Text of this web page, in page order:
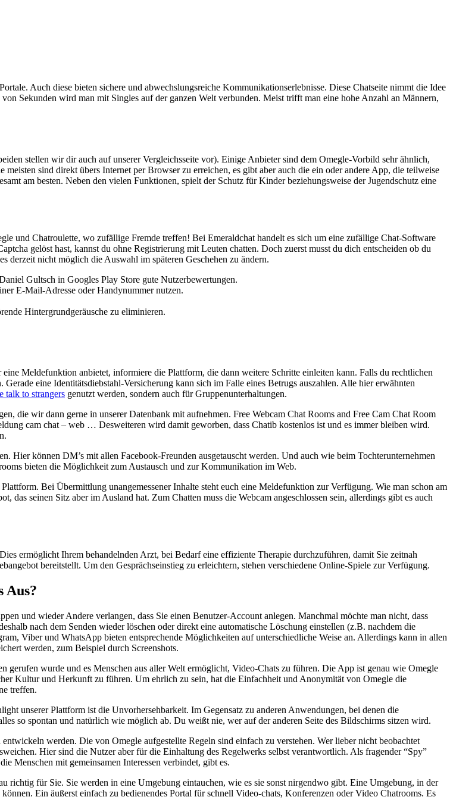
Auch diese bieten sichere und abwechslungsreiche Kommunikationserlebnisse. Diese Chatseite nimmt die Idee
Sekunden wird man mit Singles auf der ganzen Welt verbunden. Meist trifft man eine hohe Anzahl an Männern,
stellen wir dir auch auf unserer Vergleichsseite vor). Einige Anbieter sind dem Omegle-Vorbild sehr ähnlich,
sind direkt übers Internet per Browser zu erreichen, es gibt aber auch die ein oder andere App, die teilweise
am besten. Neben den vielen Funktionen, spielt der Schutz für Kinder beziehungsweise der Jugendschutz eine
und Chatroulette, wo zufällige Fremde treffen! Bei Emeraldchat handelt es sich um eine zufällige Chat-Software
gelöst hast, kannst du ohne Registrierung mit Leuten chatten. Doch zuerst musst du dich entscheiden ob du
derzeit nicht möglich die Auswahl im späteren Geschehen zu ändern.
Gultsch in Googles Play Store gute Nutzerbewertungen.
E-Mail-Adresse oder Handynummer nutzen.
Hintergrundgeräusche zu eliminieren.
Meldefunktion anbietet, informiere die Plattform, die dann weitere Schritte einleiten kann. Falls du rechtlichen
eine Identitätsdiebstahl-Versicherung kann sich im Falle eines Betrugs auszahlen. Alle hier erwähnten
talk to strangers genutzt werden, sondern auch für Gruppenunterhaltungen.
die wir dann gerne in unserer Datenbank mit aufnehmen. Free Webcam Chat Rooms and Free Cam Chat Room
cam chat – web … Desweiteren wird damit geworben, dass Chatib kostenlos ist und es immer bleiben wird.
Hier können DM’s mit allen Facebook-Freunden ausgetauscht werden. Und auch wie beim Tochterunternehmen
bieten die Möglichkeit zum Austausch und zur Kommunikation im Web.
Bei Übermittlung unangemessener Inhalte steht euch eine Meldefunktion zur Verfügung. Wie man schon am
das seinen Sitz aber im Ausland hat. Zum Chatten muss die Webcam angeschlossen sein, allerdings gibt es auch
ermöglicht Ihrem behandelnden Arzt, bei Bedarf eine effiziente Therapie durchzuführen, damit Sie zeitnah
bereitstellt. Um den Gesprächseinstieg zu erleichtern, stehen verschiedene Online-Spiele zur Verfügung.
Aus?
und wieder Andere verlangen, dass Sie einen Benutzer-Account anlegen. Manchmal möchte man nicht, dass
nach dem Senden wieder löschen oder direkt eine automatische Löschung einstellen (z.B. nachdem die
Viber und WhatsApp bieten entsprechende Möglichkeiten auf unterschiedliche Weise an. Allerdings kann in allen
werden, zum Beispiel durch Screenshots.
wurde und es Menschen aus aller Welt ermöglicht, Video-Chats zu führen. Die App ist genau wie Omegle
Kultur und Herkunft zu führen. Um ehrlich zu sein, hat die Einfachheit und Anonymität von Omegle die
treffen.
unserer Plattform ist die Unvorhersehbarkeit. Im Gegensatz zu anderen Anwendungen, bei denen die
so spontan und natürlich wie möglich ab. Du weißt nie, wer auf der anderen Seite des Bildschirms sitzen wird.
werden. Die von Omegle aufgestellte Regeln sind einfach zu verstehen. Wer lieber nicht beobachtet
Hier sind die Nutzer aber für die Einhaltung des Regelwerks selbst verantwortlich. Als fragender “Spy”
Menschen mit gemeinsamen Interessen verbindet, gibt es.
richtig für Sie. Sie werden in eine Umgebung eintauchen, wie es sie sonst nirgendwo gibt. Eine Umgebung, in der
Ein äußerst einfach zu bedienendes Portal für schnell Video-chats, Konferenzen oder Video Chatrooms. Es